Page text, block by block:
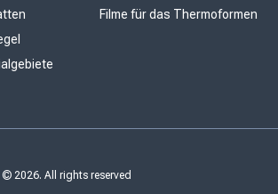
Filme für das Thermoformen
2026. All rights reserved